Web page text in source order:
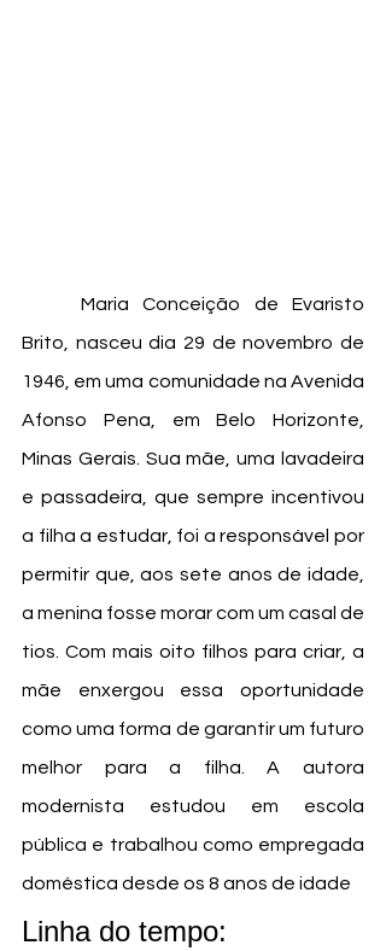
Brito, nasceu dia 29 de novembro de
1946, em uma comunidade na Avenida
Afonso Pena, em Belo Horizonte,
Minas Gerais. Sua mãe, uma lavadeira
e passadeira, que sempre incentivou
a filha a estudar, foi a responsável por
permitir que, aos sete anos de idade,
a menina fosse morar com um casal de
tios. Com mais oito filhos para criar, a
mãe enxergou essa oportunidade
como uma forma de garantir um futuro
melhor para a filha. A autora
modernista estudou em escola
pública e trabalhou como empregada
doméstica desde os 8 anos de idade
Linha do tempo: